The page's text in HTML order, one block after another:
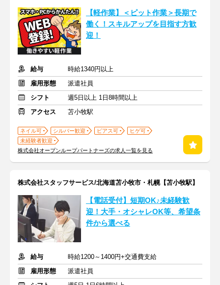
【軽作業】＜ピット作業＞長期で
働く！スキルアップを目指す方歓
迎！
給与
時給1340円以上
雇用形態
派遣社員
シフト
週5日以上 1日8時間以上
アクセス
苫小牧駅
ネイル可 シルバー歓迎 ピアス可
ヒゲ可
未経験者歓迎
株式会社オープンループパートナーズの求人一覧を見る
株式会社スタッフサービス/北海道苫小牧市・札幌【苫小牧駅】
【電話受付】短期OK♪未経験歓
迎！大手・オシャレOK等、希望条
件から選べる
給与
時給1200～1400円+交通費支給
雇用形態
派遣社員